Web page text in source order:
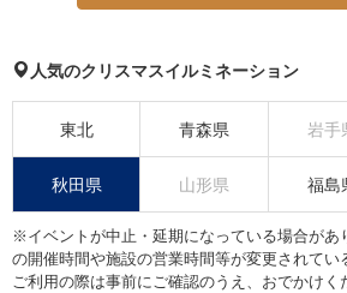
人気のクリスマスイルミネーション
東北 青森県 岩手
秋田県 山形県 福島
※イベントが中止・延期になっている場合があ
の開催時間や施設の営業時間等が変更されてい
ご利用の際は事前にご確認のうえ、おでかけく